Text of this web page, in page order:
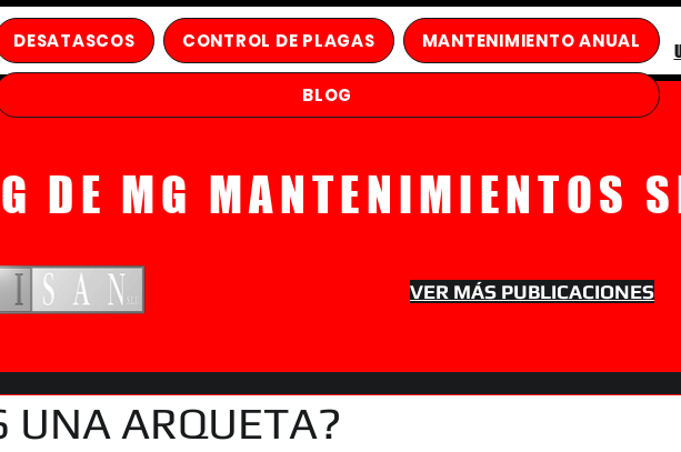
DESATASCOS CONTROL DE PLAGAS MANTENIMIENTO ANUAL
BLOG
DE MG MANTENIMIENTOS
VER MÁS PUBLICACIONES
UNA ARQUETA?